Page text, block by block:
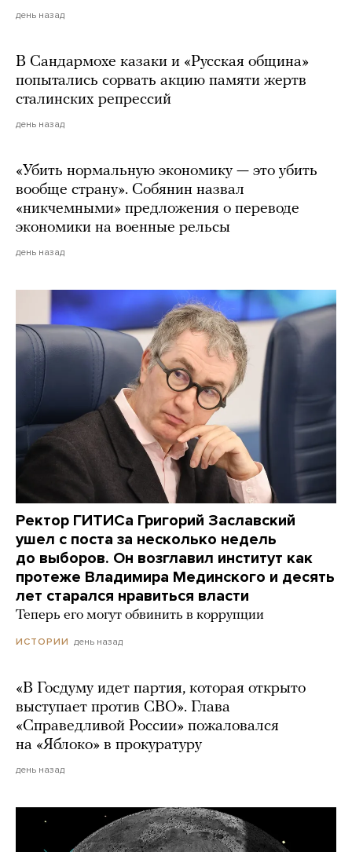
день назад
В Сандармохе казаки и «Русская община»
попытались сорвать акцию памяти жертв
сталинских репрессий
день назад
«Убить нормальную экономику — это убить
вообще страну». Собянин назвал
«никчемными» предложения о переводе
экономики на военные рельсы
день назад
Ректор ГИТИСа Григорий Заславский
ушел с поста за несколько недель
до выборов. Он возглавил институт как
протеже Владимира Мединского и десять
лет старался нравиться власти
Теперь его могут обвинить в коррупции
ИСТОРИИ день назад
«В Госдуму идет партия, которая открыто
выступает против СВО». Глава
«Справедливой России» пожаловался
на «Яблоко» в прокуратуру
день назад